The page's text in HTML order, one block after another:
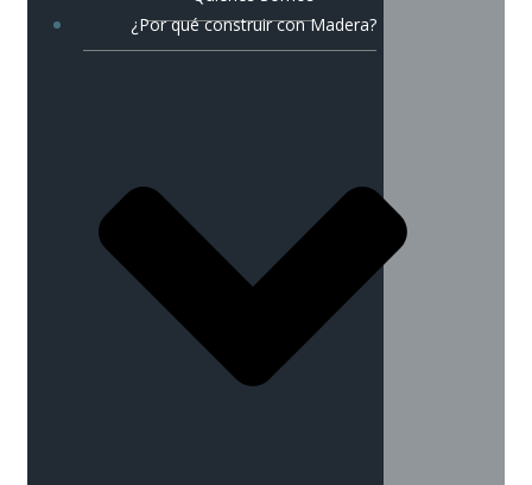
¿Por qué construir con Madera?